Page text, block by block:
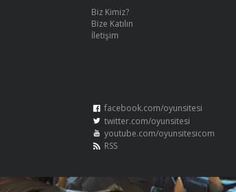
Biz Kimiz?
Bize Katılın
İletişim
facebook.com/oyunsitesi
twitter.com/oyunsitesi
youtube.com/oyunsitesicom
RSS